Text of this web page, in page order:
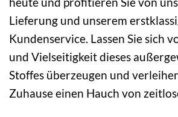
Lieferung und unserem
Kundenservice. Lassen Sie sich
und Vielseitigkeit dieses
Stoffes überzeugen und
Zuhause einen Hauch von